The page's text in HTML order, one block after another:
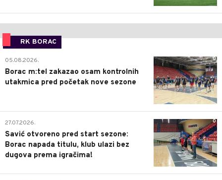
RK BORAC
0
05.08.2026.
Borac m:tel zakazao osam kontrolnih
utakmica pred početak nove sezone
0
27.07.2026.
Savić otvoreno pred start sezone:
Borac napada titulu, klub ulazi bez
dugova prema igračima!